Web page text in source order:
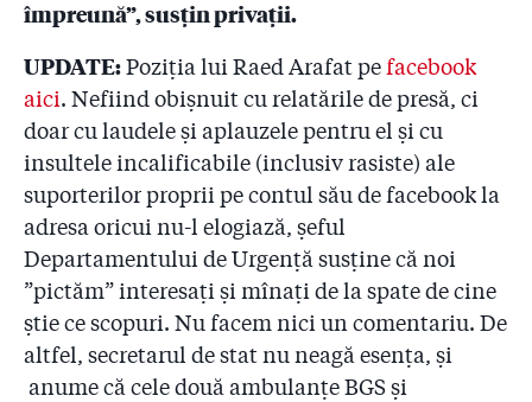
2.8
Sora și nepotul colonelului Aldoiu, șeful celor doi
pompieri de la Colectiv, au o firmă pe baza căreia se
iau avize ISU
2.9
DNA a clasat de două ori un dosar penal cu
”sponsorizările” pompierilor! Judecătorul:
"Sponsorizările sînt vinovății în lanțul cauzal al
catastrofei de la Colectiv”
2.10
#Colectiv: Raed Arafat știa de sponsorizări! Cum
arată documentele și ce spune șeful suprem al ISU
2.11
Pentru ce firmă le ceruseră pompierii bani patronilor
de la ”Colectiv”?
împreună”, susțin privații.
UPDATE:Poziția lui Raed Arafat pefacebook
aici. Nefiind obișnuit cu relatările de presă, ci
doar cu laudele și aplauzele pentru el și cu
insultele incalificabile (inclusiv rasiste) ale
suporterilor proprii pe contul său de facebook la
adresa oricui nu-l elogiază, șeful
Departamentului de Urgență susține că noi
”pictăm” interesați și mînați de la spate de cine
știe ce scopuri. Nu facem nici un comentariu. De
altfel, secretarul de stat nu neagă esența, și
anume că cele două ambulanțe BGS și